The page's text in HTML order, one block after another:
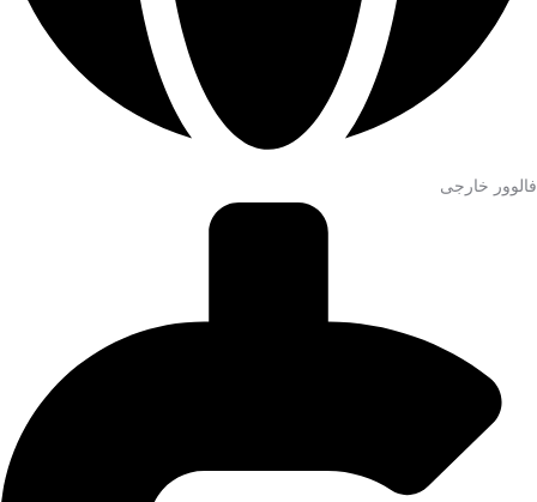
فالوور خارجی